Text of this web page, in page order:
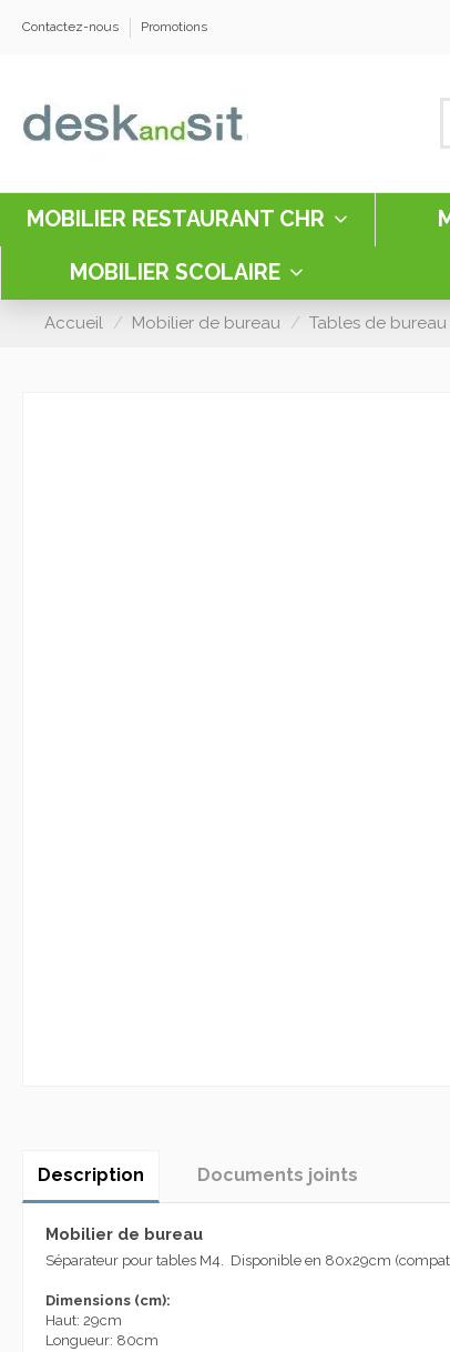
Contactez-nous Promotions
MOBILIER RESTAURANT CHR
MOBILIER SCOLAIRE
Accueil Mobilier de bureau Tables de bureau
Description Documents joints
Mobilier de bureau
Séparateur pour tables M4. Disponible en 80x29cm
Dimensions (cm):
Haut: 29cm
Longueur: 80cm